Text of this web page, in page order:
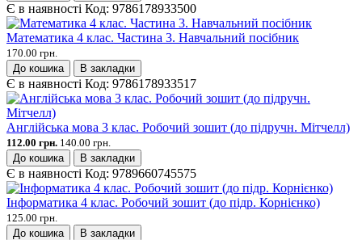
Є в наявності Код: 9786178933500
Математика 4 клас. Частина 3. Навчальний посібник
170.00 грн.
До кошика
В закладки
Є в наявності Код: 9786178933517
Англійська мова 3 клас. Робочий зошит (до підручн. Мітчелл)
112.00 грн. 140.00 грн.
До кошика
В закладки
Є в наявності Код: 9789660745575
Інформатика 4 клас. Робочий зошит (до підр. Корнієнко)
125.00 грн.
До кошика
В закладки